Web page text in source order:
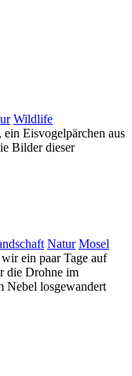
Wildlife
Eisvogelpärchen aus
Bilder dieser
Natur Mosel
ein paar Tage auf
die Drohne im
Nebel losgewandert